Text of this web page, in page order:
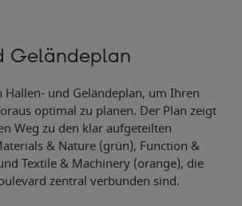
Eingang Süd
Geländeplan
Hallen- und Geländeplan, um Ihren
optimal zu planen. Der Plan zeigt
Weg zu den klar aufgeteilten
& Nature (grün), Function &
Textile & Machinery (orange), die
zentral verbunden sind.